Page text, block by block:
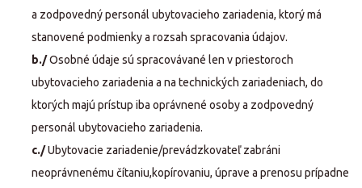
a zodpovedný personál ubytovacieho zariadenia, ktorý má
stanovené podmienky a rozsah spracovania údajov.
b./Osobné údaje sú spracovávané len v priestoroch
ubytovacieho zariadenia a na technických zariadeniach, do
ktorých majú prístup iba oprávnené osoby a zodpovedný
personál ubytovacieho zariadenia.
c./Ubytovacie zariadenie/prevádzkovateľ zabráni
neoprávnenému čítaniu,kopírovaniu, úprave a prenosu prípadne